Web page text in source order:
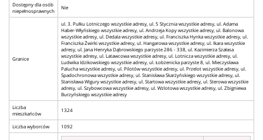
Dostępny dla osób
niepełnosprawnych
Nie
Granice
ul. 3. Pułku Lotniczego wszystkie adresy, ul. 5 Stycznia wszystkie adresy, ul. Adama
Haber-Włyńskiego wszystkie adresy, ul. Andrzeja Kopy wszystkie adresy, ul. Balonowa
wszystkie adresy, ul. Dedala wszystkie adresy, ul. Franciszka Hynka wszystkie adresy, ul.
Franciszka Żwirki wszystkie adresy, ul. Hangarowa wszystkie adresy, ul. Ikara wszystkie
adresy, ul. Jana Henryka Dąbrowskiego parzyste 286 - 338, ul. Kazimierza Szałasa
wszystkie adresy, ul. Latawcowa wszystkie adresy, ul. Lotnicza wszystkie adresy, ul.
Ludwika Idzikowskiego wszystkie adresy, ul. Łobżenicka parzyste 8, ul. Mieczysława
Palucha wszystkie adresy, ul. Pilotów wszystkie adresy, ul. Przelot wszystkie adresy, ul.
Spadochronowa wszystkie adresy, ul. Stanisława Skarżyńskiego wszystkie adresy, ul.
Stanisława Wigury wszystkie adresy, ul. Startowa wszystkie adresy, ul. Sterowa wszystkie
adresy, ul. Szybowcowa wszystkie adresy, ul. Wzlotowa wszystkie adresy, ul. Zbigniewa
Burzyńskiego wszystkie adresy
Liczba
mieszkańców
1324
Liczba wyborców 1092